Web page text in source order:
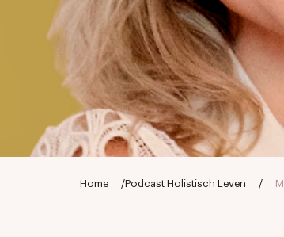
Home /Podcast Holistisch Leven /